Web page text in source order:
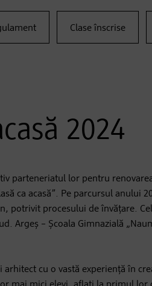
Clase înscrise
2024
parteneriatul lor pentru
ca acasă”. Pe parcursul anului
potrivit procesului de învățare.
Argeș – Școala Gimnazială
cu o vastă experiență în